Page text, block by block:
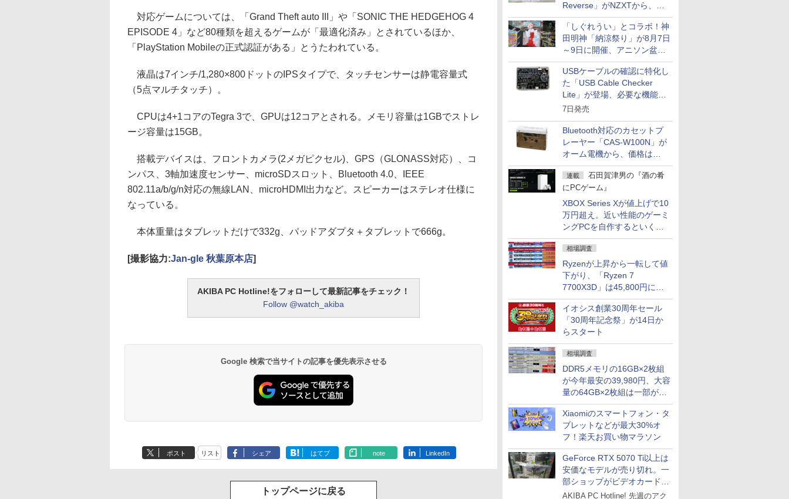
Reverse」がNZXTから、単
一フレーム採用
「しぐれうい」とコラボ！神
田明神「納涼祭り」が8月7日
～9日に開催、アニソン盆踊
りや屋台グルメなどもあり
USBケーブルの確認に特化し
た「USB Cable Checker
Lite」が登場、必要な機能を
凝縮しコンパクトに
7日発売
Bluetooth対応のカセットプ
レーヤー「CAS-W100N」が
オーム電機から、価格は
5,940円
連載
石田賀津男の『酒の肴
にPCゲーム』
XBOX Series Xが値上げで10
万円超え。近い性能のゲーミ
ングPCを自作するといくら
になる？
相場調査
Ryzenが上昇から一転して値
下がり、「Ryzen 7
7700X3D」は45,800円に急
落し「Ryzen 7 7800X3D」
との価格逆転解消 [8月前半の
CPU価格]
イオシス創業30周年セール
「30周年記念祭」が14日か
らスタート
相場調査
DDR5メモリの16GB×2枚組
が今年最安の39,980円、大容
量の64GB×2枚組は一部が続
騰 [8月前半のメモリ価格]
Xiaomiのスマートフォン・タ
ブレットなどが最大30%オ
フ！楽天お買い物マラソン
GeForce RTX 5070 Ti以上は
安価なモデルが売り切れ。一
部ショップがビデオカードの
購入制限を実施したニュース
AKIBA PC Hotline! 先週のアク
対応ゲームについては、「Grand Theft auto III」や「SONIC THE HEDGEHOG 4
EPISODE 4」など80種類を超えるゲームが「最適化済み」とされているほか、
「PlayStation Mobileの正式認証がある」とうたわれている。
液晶は7インチ/1,280×800ドットのIPSタイプで、タッチセンサーは静電容量式
（5点マルチタッチ）。
CPUは4+1コアのTegra 3で、GPUは12コアとされる。メモリ容量は1GBでストレ
ージ容量は15GB。
搭載デバイスは、フロントカメラ(2メガピクセル)、GPS（GLONASS対応）、コ
ンパス、3軸加速度センサー、microSDスロット、Bluetooth 4.0、IEEE
802.11a/b/g/n対応の無線LAN、microHDMI出力など。スピーカーはステレオ仕様に
なっている。
本体重量はタブレットだけで332g、パッドアダプタ＋タブレットで666g。
[撮影協力:Jan-gle 秋葉原本店]
AKIBA PC Hotline!をフォローして最新記事をチェック！
Follow @watch_akiba
Google 検索で当サイトの記事を優先表示させる
ポスト リスト シェア はてブ note LinkedIn
トップページに戻る